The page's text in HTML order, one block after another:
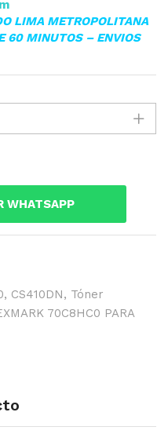
LIMA METROPOLITANA
60 MINUTOS – ENVIOS
WHATSAPP
, CS410DN, Tóner
70C8HC0 PARA